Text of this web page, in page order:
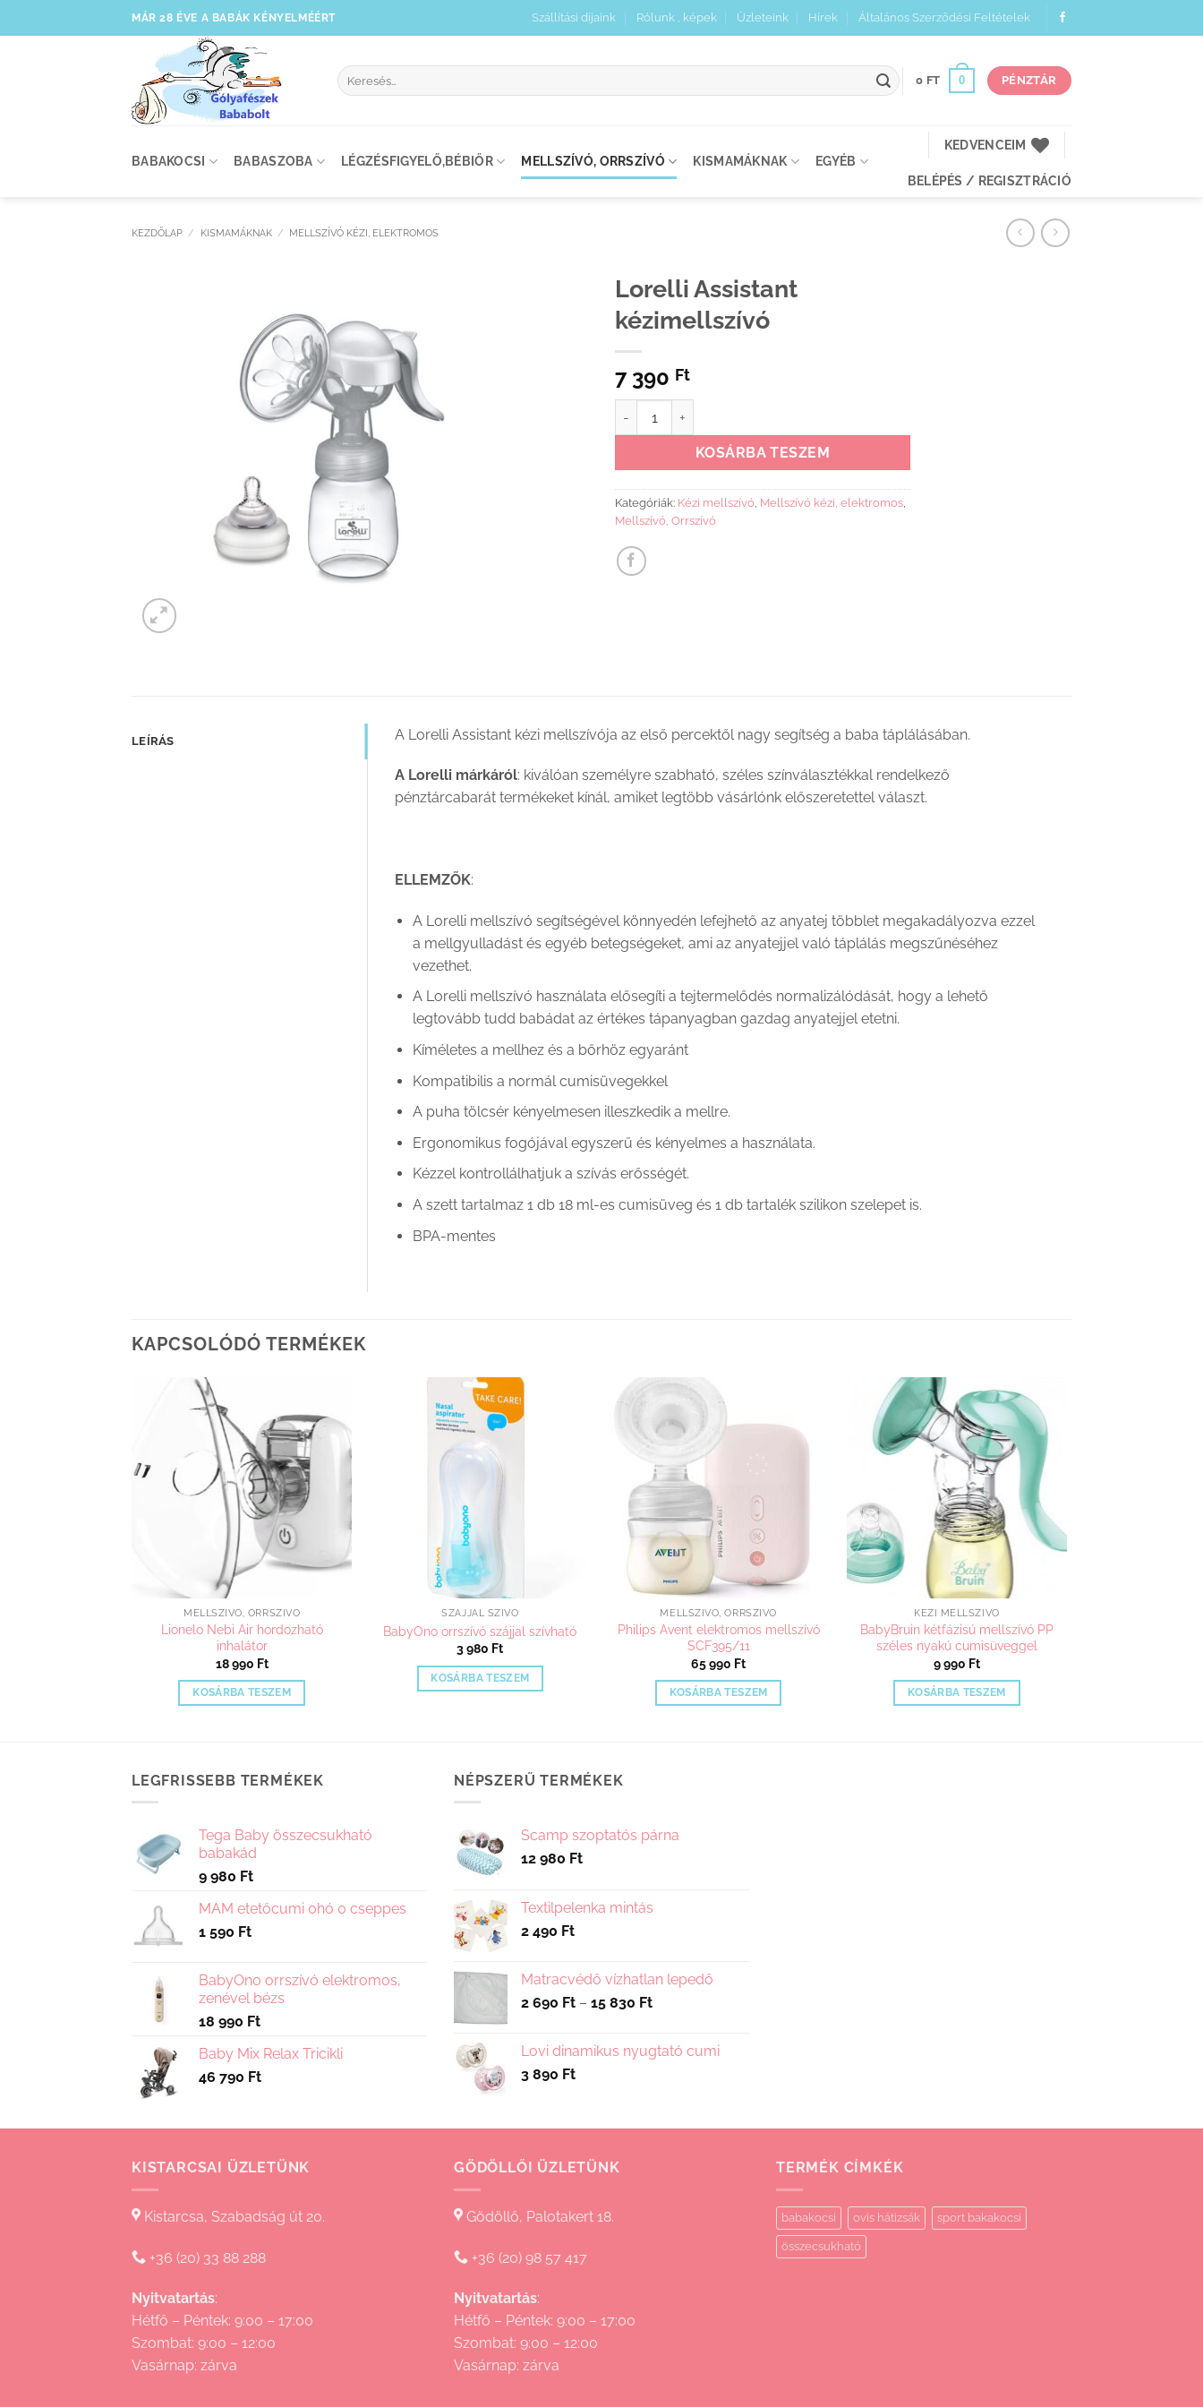
to
MÁR 28 ÉVE A BABÁK KÉNYELMÉÉRT Szállítási díjaink Rólunk , képek Üzleteink Hírek Általános Szerződési Feltételek
Keresés
a
0 FT 0 PÉNZTÁR
BABAKOCSI BABASZOBA LÉGZÉSFIGYELŐ,BÉBIŐR MELLSZÍVÓ, ORRSZÍVÓ KISMAMÁKNAK EGYÉB
KEDVENCEIM
BELÉPÉS / REGISZTRÁCIÓ
KEZDŐLAP / KISMAMÁKNAK / MELLSZÍVÓ KÉZI, ELEKTROMOS
Lorelli Assistant
kézimellszívó
7 390 Ft
KOSÁRBA TESZEM
Kategóriák: Kézi mellszívó Mellszívó kézi, elektromos
Mellszívó, Orrszívó
LEÍRÁS A Lorelli Assistant kézi mellszívója az első percektől nagy segítség a baba táplálásában.
A Lorelli márkáról: kiválóan személyre szabható, széles színválasztékkal rendelkező
pénztárcabarát termékeket kínál, amiket legtöbb vásárlónk előszeretettel választ.
ELLEMZŐK:
A Lorelli mellszívó segítségével könnyedén lefejhető az anyatej többlet megakadályozva ezzel
a mellgyulladást és egyéb betegségeket, ami az anyatejjel való táplálás megszűnéséhez
vezethet.
A Lorelli mellszívó használata elősegíti a tejtermelődés normalizálódását, hogy a lehető
legtovább tudd babádat az értékes tápanyagban gazdag anyatejjel etetni.
Kíméletes a mellhez és a bőrhöz egyaránt
Kompatibilis a normál cumisüvegekkel
A puha tölcsér kényelmesen illeszkedik a mellre.
Ergonomikus fogójával egyszerű és kényelmes a használata.
Kézzel kontrollálhatjuk a szívás erősségét.
A szett tartalmaz 1 db 18 ml-es cumisüveg és 1 db tartalék szilikon szelepet is.
BPA-mentes
KAPCSOLÓDÓ TERMÉKEK
Kedvenceimhez
adom
MELLSZÍVÓ, ORRSZÍVÓ
Lionelo Nebi Air hordozható
inhalátor
18 990 Ft
KOSÁRBA TESZEM
Kedvenceimhez
SZÁJJAL SZÍVÓ
BabyOno orrszívó szájjal szívható
3 980 Ft
KOSÁRBA TESZEM
Kedvenceimhez
MELLSZÍVÓ, ORRSZÍVÓ
Philips Avent elektromos mellszívó
SCF395/11
65 990 Ft
KOSÁRBA TESZEM
Kedvenceimhez
adom
KÉZI MELLSZÍVÓ
BabyBruin kétfázisú mellszívó PP
széles nyakú cumisüveggel
9 990 Ft
KOSÁRBA TESZEM
LEGFRISSEBB TERMÉKEK
Tega Baby összecsukható
babakád
9 980 Ft
MAM etetőcumi 0hó 0 cseppes
1 590 Ft
BabyOno orrszívó elektromos,
zenével bézs
18 990 Ft
Baby Mix Relax Tricikli
46 790 Ft
NÉPSZERŰ TERMÉKEK
Scamp szoptatós párna
12 980 Ft
Textilpelenka mintás
2 490 Ft
Matracvédő vízhatlan lepedő
2 690 Ft – 15 830 FtÁrtartomány:
-
Lovi dinamikus nyugtató cumi
3 890 Ft
KISTARCSAI ÜZLETÜNK
Kistarcsa, Szabadság út 20.
+36 (20) 33 88 288
Nyitvatartás:
Hétfő – Péntek: 9:00 – 17:00
Szombat: 9:00 – 12:00
Vasárnap: zárva
GÖDÖLLŐI ÜZLETÜNK
Gödöllő, Palotakert 18.
+36 (20) 98 57 417
Nyitvatartás:
Hétfő – Péntek: 9:00 – 17:00
Szombat: 9:00 – 12:00
Vasárnap: zárva
TERMÉK CÍMKÉK
babakocsi ovis hátizsák sport bakakocsi
összecsukható